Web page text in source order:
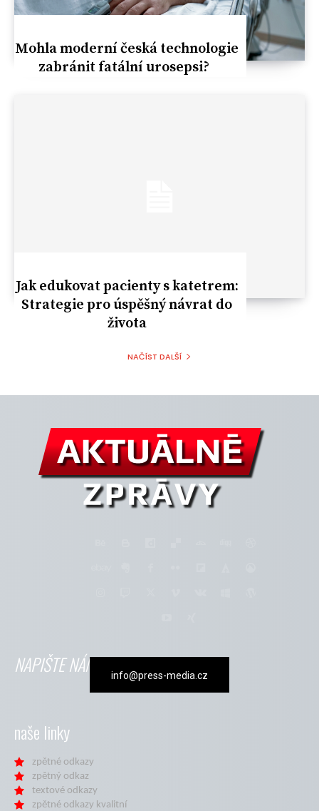
Mohla moderní česká technologie
zabránit fatální urosepsi?
Jak edukovat pacienty s katetrem:
Strategie pro úspěšný návrat do
života
NAČÍST DALŠÍ
NAPIŠTE NÁM info@press-media.cz
naše linky
zpětné odkazy
zpětný odkaz
textové odkazy
zpětné odkazy kvalitní